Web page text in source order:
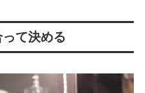
て決める